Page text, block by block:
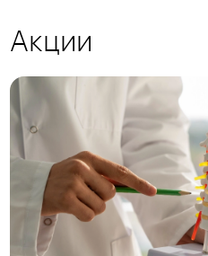
Акции